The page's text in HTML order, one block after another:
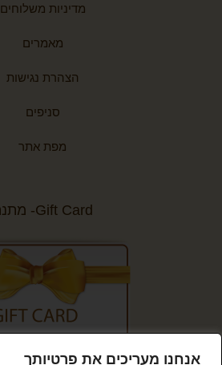
אנחנו מעריכים את פרטיותך
מדיניות משלוחים
מאמרים
הצהרת נגישות
סניפים
מפת אתר
Gift Card- מתנה